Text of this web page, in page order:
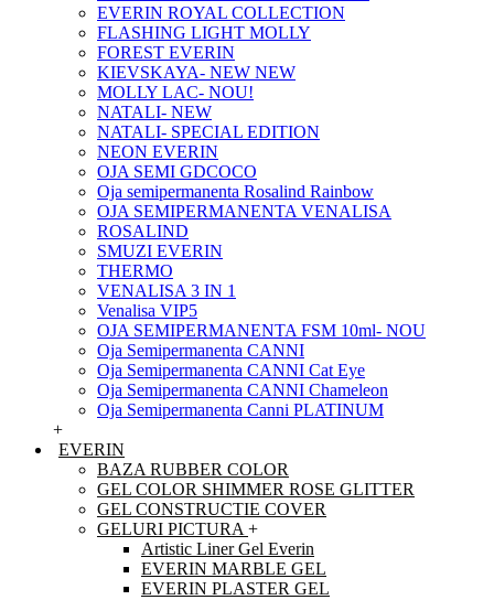
EVERIN ROYAL COLLECTION
FLASHING LIGHT MOLLY
FOREST EVERIN
KIEVSKAYA- NEW NEW
MOLLY LAC- NOU!
NATALI- NEW
NATALI- SPECIAL EDITION
NEON EVERIN
OJA SEMI GDCOCO
Oja semipermanenta Rosalind Rainbow
OJA SEMIPERMANENTA VENALISA
ROSALIND
SMUZI EVERIN
THERMO
VENALISA 3 IN 1
Venalisa VIP5
OJA SEMIPERMANENTA FSM 10ml- NOU
Oja Semipermanenta CANNI
Oja Semipermanenta CANNI Cat Eye
Oja Semipermanenta CANNI Chameleon
Oja Semipermanenta Canni PLATINUM
+
EVERIN
BAZA RUBBER COLOR
GEL COLOR SHIMMER ROSE GLITTER
GEL CONSTRUCTIE COVER
GELURI PICTURA +
Artistic Liner Gel Everin
EVERIN MARBLE GEL
EVERIN PLASTER GEL